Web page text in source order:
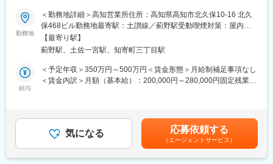
いただきます。
3ヶ月の研修後も先輩社員がしっかりとサポートいたしますので安
心です。
社歴・年齢・学歴・性別、一切関係ありません。
実力と成果で評価する独自の評価制度を導入しています。
参考例.
・中途入社1年目20代／年収580万円（未経験者）
・中途入社2年目20代／年収760万円（未経験者）
い方も歓迎！社会貢献性の高い仕事◆◇
【はじめに】
当ポジションはフィールドエンジニアと言われる、自社製品を購
入されたお客様先へ出向き、機械やシステムのメンテナンスを行
う技術職となります。
メンテナンススキルの市場価値は上昇の一途を辿っており、同社
【業務内容】
同社のフィールドエンジニアとして主力製品である「全自動調剤
分包機」や「リアルタイム薬品管理装置」といった調剤IoT機器の
勤務地
＜勤務地詳細＞高知営業所住所：高知県高知市北久保10-16 北久
保468ビル勤務地最寄駅：土讃線／薊野駅受動喫煙対策：屋内全
面禁煙変更の範囲：会社の定める事業所（リモートワーク含む）
【最寄り駅】
薊野駅、土佐一宮駅、知寄町三丁目駅
給与
＜予定年収＞350万円～500万円＜賃金形態＞月給制補足事項なし
＜賃金内訳＞月額（基本給）：200,000円～280,000円固定残業手
＞※給与詳細は、年齢・スキルを考慮し決定します。■昇給：年1
回■賞与：年2回年収420万円／30歳 経験5年年収500万円／32歳
経験7年賃金はあくまでも目安の金額であり、選考を通じて上下す
る可能性があります。月給(月額)は固定手当を含めた表記です。
気になる 応募依頼する
（エージェントサービス）